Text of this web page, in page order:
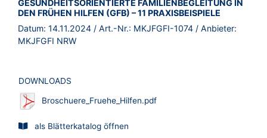
BROSCHÜRE:
GESUNDHEITSORIENTIERTE FAMILIENBEGLEITUNG IN
DEN FRÜHEN HILFEN (GFB) – 11 PRAXISBEISPIELE
Datum: 14.11.2024 / Art.-Nr.: MKJFGFI-1074 / Anbieter:
MKJFGFI NRW
DOWNLOADS
Broschuere_Fruehe_Hilfen.pdf
als Blätterkatalog öffnen